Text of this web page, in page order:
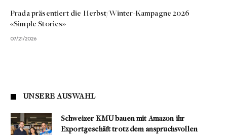
Prada präsentiert die Herbst/Winter-Kampagne 2026
«Simple Stories»
07/21/2026
UNSERE AUSWAHL
Schweizer KMU bauen mit Amazon ihr
Exportgeschäft trotz dem anspruchsvollen